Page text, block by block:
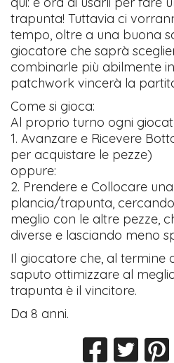
trapunta! Tuttavia ci
tempo, oltre a una buona
giocatore che saprà
combinarle più abilmente
patchwork vincerà la
Come si gioca:
Al proprio turno ogni
1. Avanzare e Ricevere
per acquistare le pezze)
oppure:
2. Prendere e Collocare
plancia/trapunta,
meglio con le altre pezze,
diverse e lasciando meno
Il giocatore che, al termine
saputo ottimizzare al
trapunta è il vincitore.
Da 8 anni.